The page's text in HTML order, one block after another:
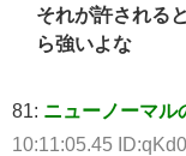
それが許される
ら強いよな
81: ニューノーマル
10:11:05.45